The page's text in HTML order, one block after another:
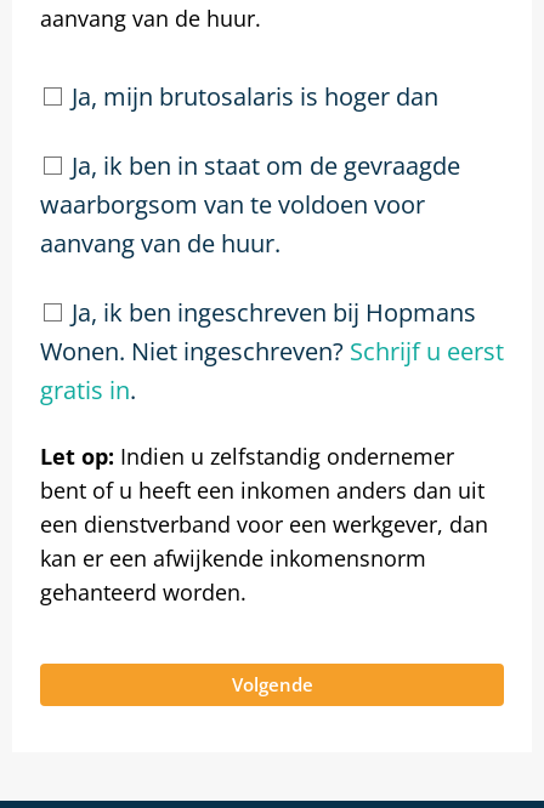
aanvang van de huur.
Ja, mijn brutosalaris is hoger dan
Ja, ik ben in staat om de gevraagde
waarborgsom van te voldoen voor
aanvang van de huur.
Ja, ik ben ingeschreven bij Hopmans
Wonen. Niet ingeschreven? Schrijf u eerst
gratis in.
Let op: Indien u zelfstandig ondernemer
bent of u heeft een inkomen anders dan uit
een dienstverband voor een werkgever, dan
kan er een afwijkende inkomensnorm
gehanteerd worden.
Volgende